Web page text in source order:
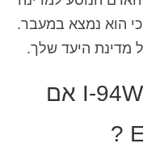
הוא נמצא במעבר.
מדינת היעד שלך.
האם עלי למלא טופס I-94W אם